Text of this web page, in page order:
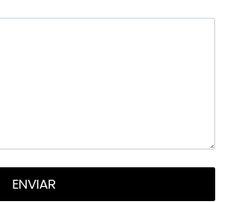
ENVIAR